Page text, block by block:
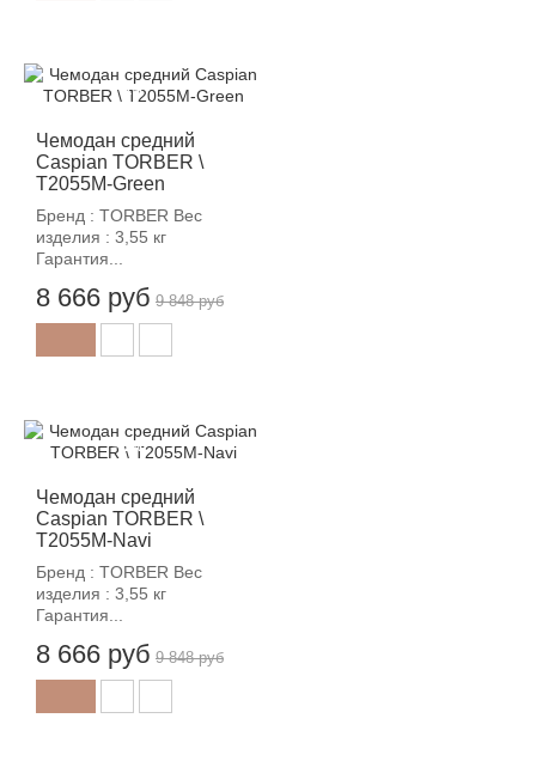
Чемодан средний
Caspian TORBER \
T2055M-Green
Бренд : TORBER Вес
изделия : 3,55 кг
Гарантия...
8 666 руб
-12%
9 848 руб
Чемодан средний
Caspian TORBER \
T2055M-Navi
Бренд : TORBER Вес
изделия : 3,55 кг
Гарантия...
8 666 руб
-12%
9 848 руб